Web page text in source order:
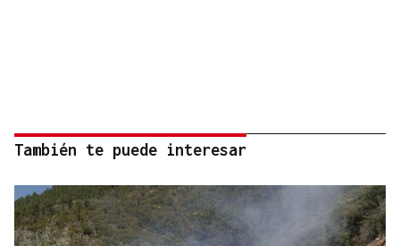
También te puede interesar